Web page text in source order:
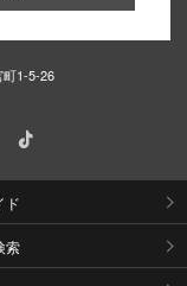
町1-5-26
ド
索